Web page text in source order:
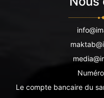
Le compte bancaire du